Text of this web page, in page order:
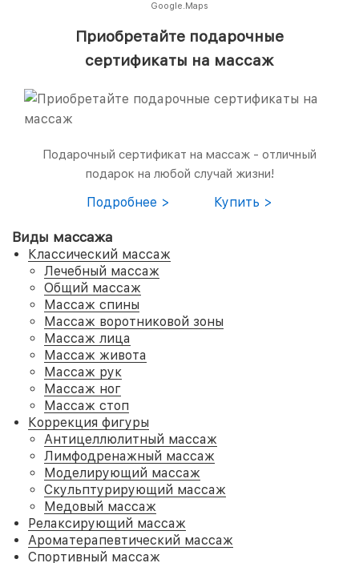
Google.Maps
Приобретайте подарочные
сертификаты на массаж
Подарочный сертификат на массаж - отличный
подарок на любой случай жизни!
Подробнее > Купить >
Виды массажа
Классический массаж
Лечебный массаж
Общий массаж
Массаж спины
Массаж воротниковой зоны
Массаж лица
Массаж живота
Массаж рук
Массаж ног
Массаж стоп
Коррекция фигуры
Антицеллюлитный массаж
Лимфодренажный массаж
Моделирующий массаж
Скульптурирующий массаж
Медовый массаж
Релаксирующий массаж
Ароматерапевтический массаж
Спортивный массаж